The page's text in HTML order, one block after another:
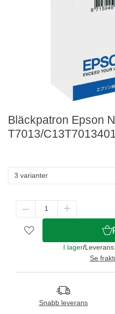
3 varianter
I lager/
Se
Snabb leverans
Bläckpatron Epson
T7013/